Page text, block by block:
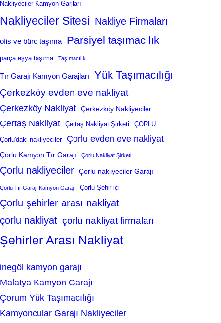
Nakliyeciler Kamyon Garjları
Nakliyeciler Sitesi Nakliye Firmaları
ofis ve büro taşıma Parsiyel taşımacılık
parça eşya taşıma Taşımacılık
Tır Garajı Kamyon Garajları Yük Taşımacılığı
Çerkezköy evden eve nakliyat
Çerkezköy Nakliyat Çerkezköy Nakliyeciler
Çertaş Nakliyat Çertaş Nakliyat Şirketi ÇORLU
Çorlu'daki nakliyeciler Çorlu evden eve nakliyat
Çorlu Kamyon Tır Garajı Çorlu Nakliyat Şirketi
Çorlu nakliyeciler Çorlu nakliyeciler Garajı
Çorlu Tır Garajı Kamyon Garajı Çorlu Şehir içi
Çorlu şehirler arası nakliyat
çorlu nakliyat çorlu nakliyat firmaları
Şehirler Arası Nakliyat
inegöl kamyon garajı
Malatya Kamyon Garajı
Çorum Yük Taşımacılığı
Kamyoncular Garajı Nakliyeciler